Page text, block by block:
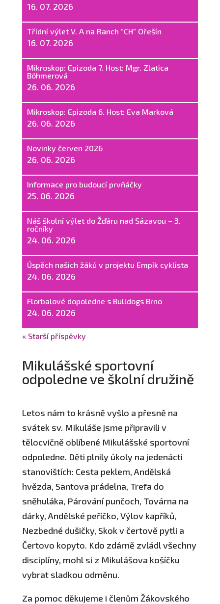
16. 07. 2026
Třídní výlet V. A na Ranch “CH” Ořešín
16. 07. 2026
Mikroskop: Epizoda 7. Host: Mgr. Zlatica
Böhmerová
26. 06. 2026
Mikroskop: Epizoda 6. Host: Eva Marková
26. 06. 2026
Novinky červen 2026
26. 06. 2026
Informace pro budoucí prvňáčky
25. 06. 2026
Náš školní výlet do Žďáru nad Sázavou – 3.
ročníky
24. 06. 2026
Úspěch našich žáků v projektu Empík cyklista
24. 06. 2026
Florbalové dopoledne s Bulldogs Brno
24. 06. 2026
« Starší příspěvky
Mikulášské sportovní
odpoledne ve školní družině
Letos nám to krásně vyšlo a přesně na
svátek sv. Mikuláše jsme připravili v
tělocvičně oblíbené Mikulášské sportovní
odpoledne. Děti plnily úkoly na jedenácti
stanovištích: Cesta peklem, Andělská
hvězda, Santova prádelna, Trefa do
sněhuláka, Párování punčoch, Továrna na
dárky, Andělské peříčko, Výlov kapříků,
Nezbedné dušičky, Skok v čertově pytli a
Čertovo kopyto. Kdo zdárně zvládl všechny
disciplíny, mohl si z Mikulášova košíčku
vybrat sladkou odměnu.
Za pomoc děkujeme i členům Žákovského